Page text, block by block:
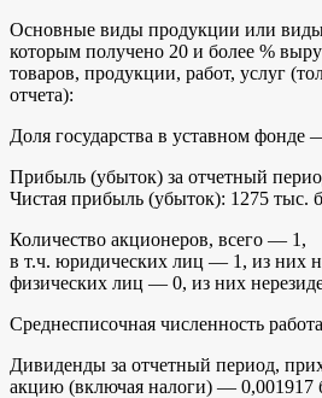
Основные виды продукции или виды
которым получено 20 и более %
товаров, продукции, работ, услуг
отчета):
Доля государства в уставном фонде
Прибыль (убыток) за отчетный
Чистая прибыль (убыток): 1275 тыс.
Количество акционеров, всего — 1,
в т.ч. юридических лиц — 1, из них
физических лиц — 0, из них
Среднесписочная численность
Дивиденды за отчетный период,
акцию (включая налоги) — 0,001917